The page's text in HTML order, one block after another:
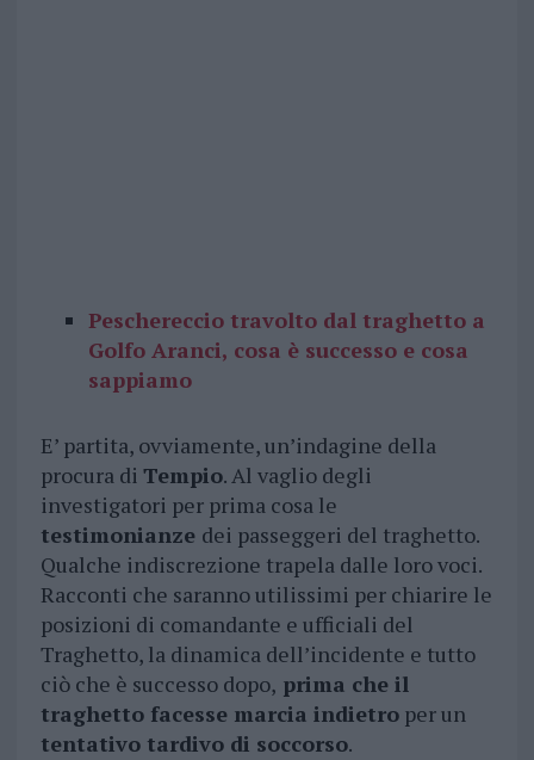
Peschereccio travolto dal traghetto a
Golfo Aranci, cosa è successo e cosa
sappiamo
E’ partita, ovviamente, un’indagine della
procura di Tempio. Al vaglio degli
investigatori per prima cosa le
testimonianze dei passeggeri del traghetto.
Qualche indiscrezione trapela dalle loro voci.
Racconti che saranno utilissimi per chiarire le
posizioni di comandante e ufficiali del
Traghetto, la dinamica dell’incidente e tutto
ciò che è successo dopo, prima che il
traghetto facesse marcia indietroper un
tentativo tardivo di soccorso.